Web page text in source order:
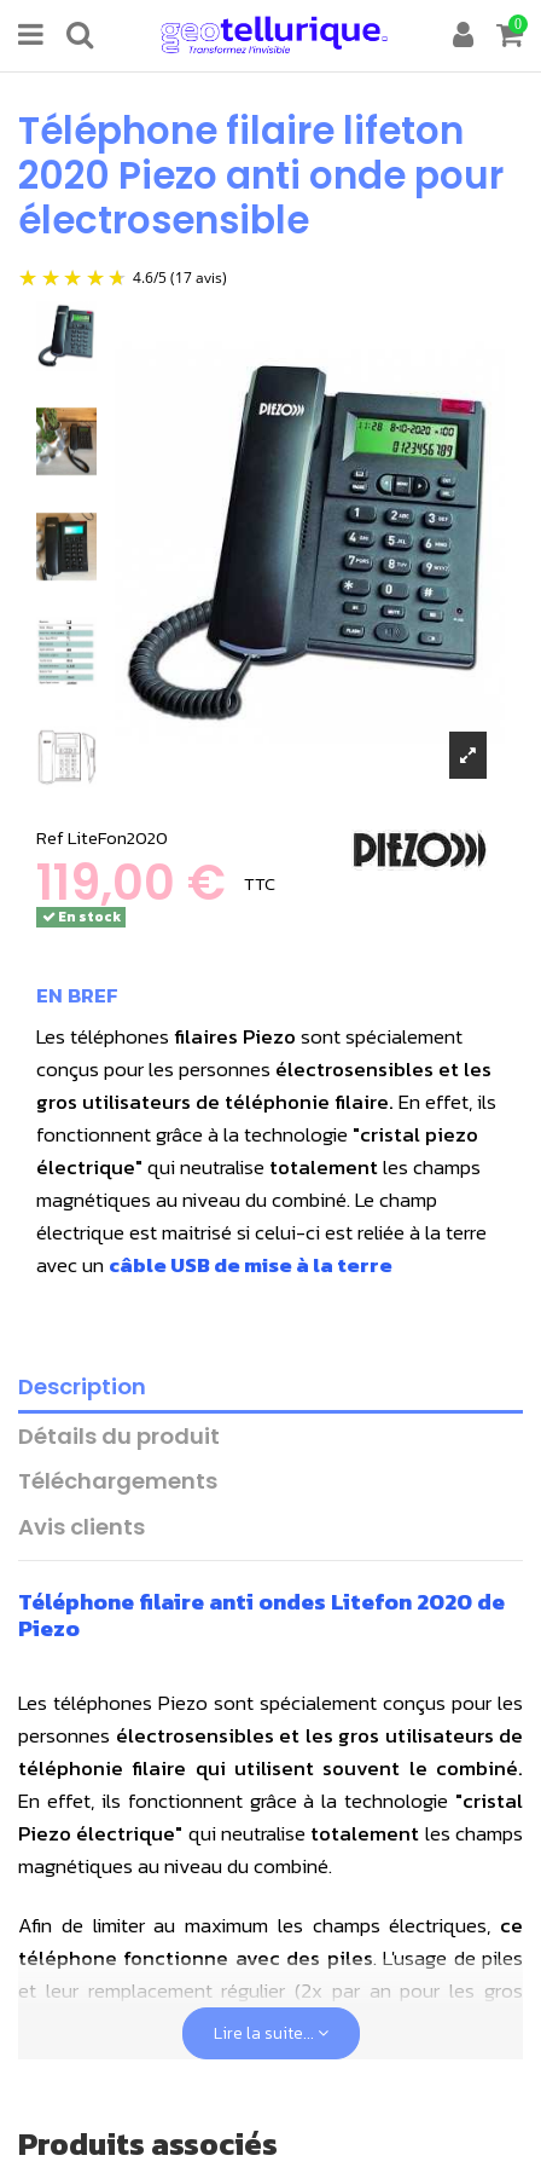
0
Téléphone filaire lifeton
2020 Piezo anti onde pour
électrosensible
RefLiteFon2020
119,00 € TTC
En stock
EN BREF
Les téléphonesfilaires Piezosont spécialement
conçus pour les personnes électrosensibles et les
gros utilisateurs de téléphonie filaire.En effet, ils
fonctionnent grâce à la technologie"cristal piezo
électrique"qui neutralisetotalementles champs
magnétiques au niveau du combiné. Le champ
électrique est maitrisé si celui-ci est reliée à la terre
avec uncâble USB de mise à la terre
Description
Détails du produit
Téléchargements
Avis clients
Téléphone filaire anti ondes Litefon 2020 de
Piezo
Les téléphones Piezo sont spécialement conçus pour les
personnes électrosensibles et les gros utilisateurs de
téléphonie filaire qui utilisent souvent le combiné.
En effet, ils fonctionnent grâce à la technologie "cristal
Piezo électrique" qui neutralisetotalementles champs
magnétiques au niveau du combiné.
Afin de limiter au maximum les champs électriques, ce
téléphone fonctionne avec des piles. L'usage de piles
et leur remplacement régulier (2x par an pour les gros
utilisateurs) est nécessaire pour un usage fonctionnel
complet, de l'écran mais aussi notamment pour bien
Lire la suite...
Produits associés